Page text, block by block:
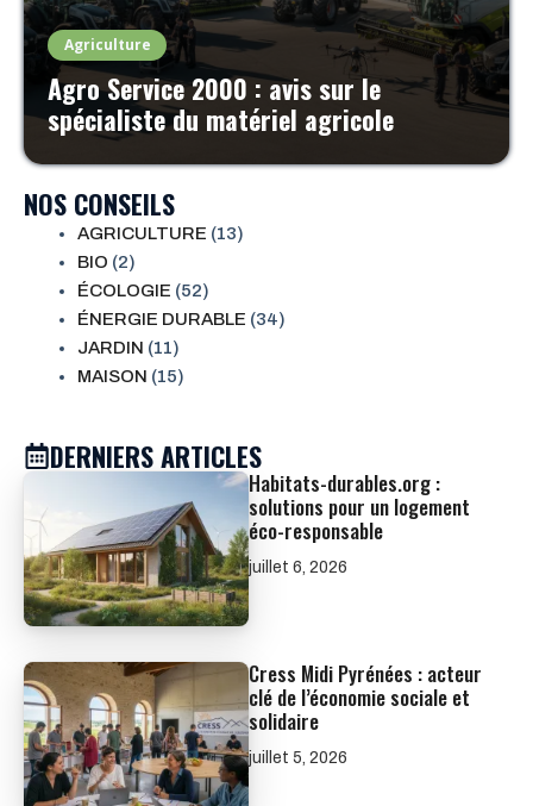
Agriculture
Agro Service 2000 : avis sur le
spécialiste du matériel agricole
NOS CONSEILS
AGRICULTURE (13)
BIO (2)
ÉCOLOGIE (52)
ÉNERGIE DURABLE (34)
JARDIN (11)
MAISON (15)
DERNIERS ARTICLES
Habitats-durables.org :
solutions pour un logement
éco-responsable
juillet 6, 2026
Cress Midi Pyrénées : acteur
clé de l’économie sociale et
solidaire
juillet 5, 2026